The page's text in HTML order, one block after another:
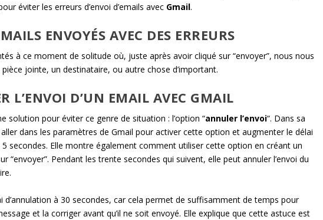
éviter les erreurs d’envoi d’emails avec Gmail.
ENVOYÉS AVEC DES ERREURS
à ce moment de solitude où, juste après avoir cliqué sur “envoyer”, nous nous
jointe, un destinataire, ou autre chose d’important.
L’ENVOI D’UN EMAIL AVEC GMAIL
solution pour éviter ce genre de situation : l’option “annuler l’envoi“. Dans sa
dans les paramètres de Gmail pour activer cette option et augmenter le délai
5 secondes. Elle montre également comment utiliser cette option en créant un
“envoyer”. Pendant les trente secondes qui suivent, elle peut annuler l’envoi du
d’annulation à 30 secondes, car cela permet de suffisamment de temps pour
et la corriger avant qu’il ne soit envoyé. Elle explique que cette astuce est